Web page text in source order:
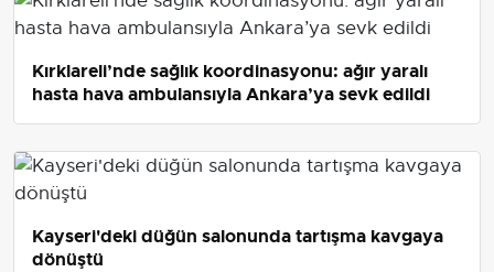
Kırklareli’nde sağlık koordinasyonu: ağır yaralı
hasta hava ambulansıyla Ankara’ya sevk edildi
Kayseri'deki düğün salonunda tartışma kavgaya
dönüştü